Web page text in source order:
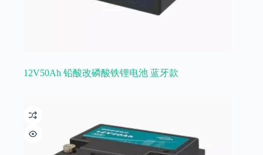
12V50Ah 铅酸改磷酸铁锂电池 蓝牙款